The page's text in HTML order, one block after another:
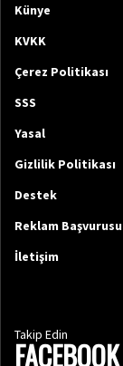
Künye
KVKK
Çerez Politikası
SSS
Yasal
Gizlilik Politikası
Destek
Reklam Başvurusu
İletişim
Takip Edin
FACEBOOK